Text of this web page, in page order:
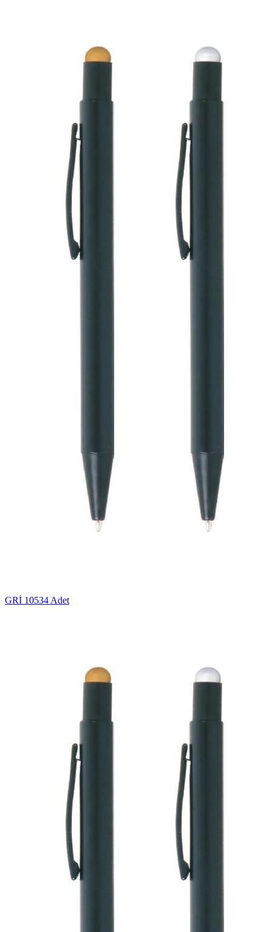
GRİ 10534 Adet